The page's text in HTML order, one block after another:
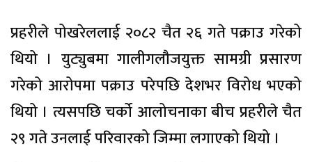
प्रहरीले पोखरेललाई २०८२ चैत २६ गते पक्राउ गरेको
थियो । युट्युबमा गालीगलौजयुक्त सामग्री प्रसारण
गरेको आरोपमा पक्राउ परेपछि देशभर विरोध भएको
थियो । त्यसपछि चर्को आलोचनाका बीच प्रहरीले चैत
२९ गते उनलाई परिवारको जिम्मा लगाएको थियो ।